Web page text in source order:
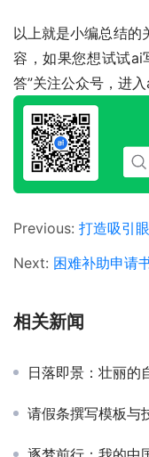
以上就是小编总结的
容，如果您想试试ai
答”关注公众号，进
Previous: 打造吸引眼球的
Next: 困难补助申请书撰写指
相关新闻
日落即景：壮丽的自
请假条撰写模板与